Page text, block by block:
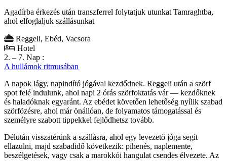
Agadírba érkezés után transzferrel folytatjuk utunkat Tamraghtba,
ahol elfoglaljuk szállásunkat
Reggeli, Ebéd, Vacsora
Hotel
2. – 7. Nap :
A hullámok ritmusában
A napok lágy, napindító jógával kezdődnek. Reggeli után a szörf
spot felé indulunk, ahol napi 2 órás szörfoktatás vár — kezdőknek
és haladóknak egyaránt. Az ebédet követően lehetőség nyílik szabad
szörfözésre, ahol már önállóan, de folyamatos támogatással és
személyre szabott tippekkel fejlődhetsz tovább.
Délután visszatérünk a szállásra, ahol egy levezető jóga segít
ellazulni, majd szabadidő következik: pihenés, naplemente,
beszélgetések, vagy csak a marokkói hangulat csendes élvezete. Az